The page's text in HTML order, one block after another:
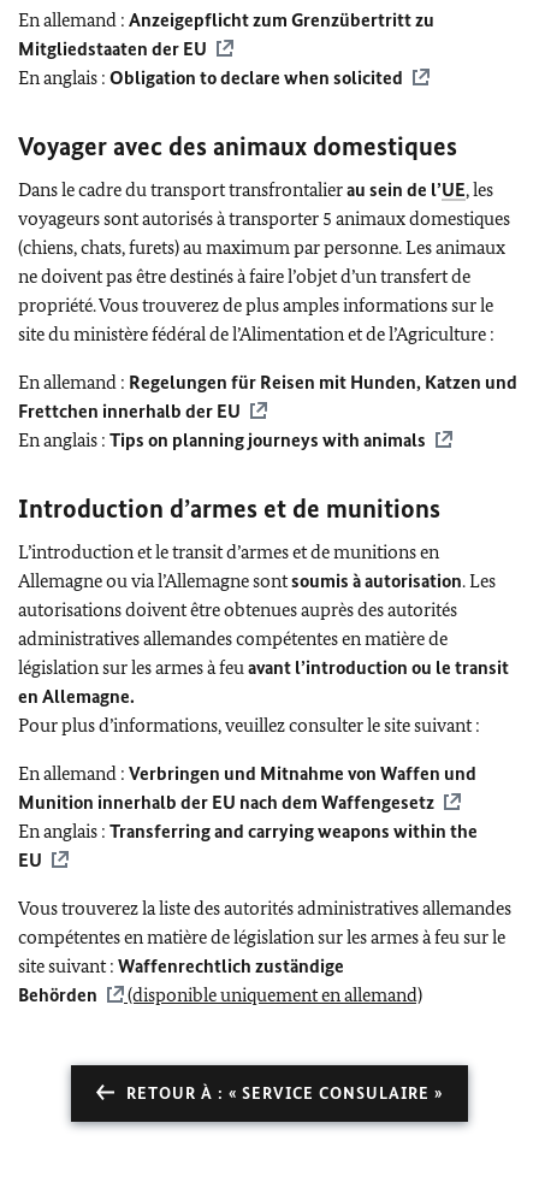
En allemand : Anzeigepflicht zum Grenzübertritt zu
Mitgliedstaaten der EU
En anglais : Obligation to declare when solicited
Voyager avec des animaux domestiques
Dans le cadre du transport transfrontalierau sein de l’UE, les
voyageurs sont autorisés à transporter 5 animaux domestiques
(chiens, chats, furets) au maximum par personne. Les animaux
ne doivent pas être destinés à faire l’objet d’un transfert de
propriété. Vous trouverez de plus amples informations sur le
site du ministère fédéral de l’Alimentation et de l’Agriculture :
En allemand : Regelungen für Reisen mit Hunden, Katzen und
Frettchen innerhalb der EU
En anglais : Tips on planning journeys with animals
Introduction d’armes et de munitions
L’introduction et le transit d’armes et de munitions en
Allemagne ou via l’Allemagne sontsoumis à autorisation. Les
autorisations doivent être obtenues auprès des autorités
administratives allemandes compétentes en matière de
législation sur les armes à feu avant l’introduction ou le transit
en Allemagne.
Pour plus d’informations, veuillez consulter le site suivant :
En allemand : Verbringen und Mitnahme von Waffen und
Munition innerhalb der EU nach dem Waffengesetz
En anglais : Transferring and carrying weapons within the
EU
Vous trouverez la liste des autorités administratives allemandes
compétentes en matière de législation sur les armes à feu sur le
site suivant : Waffenrechtlich zuständige
Behörden
(disponible uniquement en allemand)
RETOUR À : « SERVICE CONSULAIRE »